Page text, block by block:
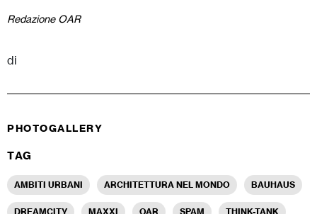
Redazione OAR
di
PHOTOGALLERY
TAG
AMBITI URBANI ARCHITETTURA NEL MONDO BAUHAUS
DREAMCITY MAXXI OAR SPAM THINK-TANK